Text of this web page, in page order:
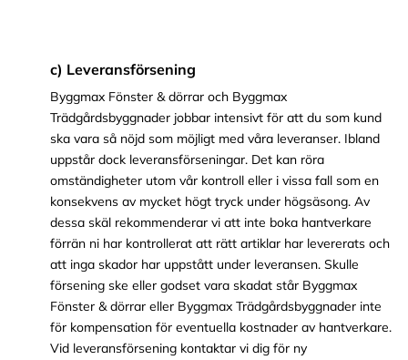
c) Leveransförsening
Byggmax Fönster & dörrar och Byggmax
Trädgårdsbyggnader jobbar intensivt för att du som kund
ska vara så nöjd som möjligt med våra leveranser. Ibland
uppstår dock leveransförseningar. Det kan röra
omständigheter utom vår kontroll eller i vissa fall som en
konsekvens av mycket högt tryck under högsäsong. Av
dessa skäl rekommenderar vi att inte boka hantverkare
förrän ni har kontrollerat att rätt artiklar har levererats och
att inga skador har uppstått under leveransen. Skulle
försening ske eller godset vara skadat står Byggmax
Fönster & dörrar eller Byggmax Trädgårdsbyggnader inte
för kompensation för eventuella kostnader av hantverkare.
Vid leveransförsening kontaktar vi dig för ny